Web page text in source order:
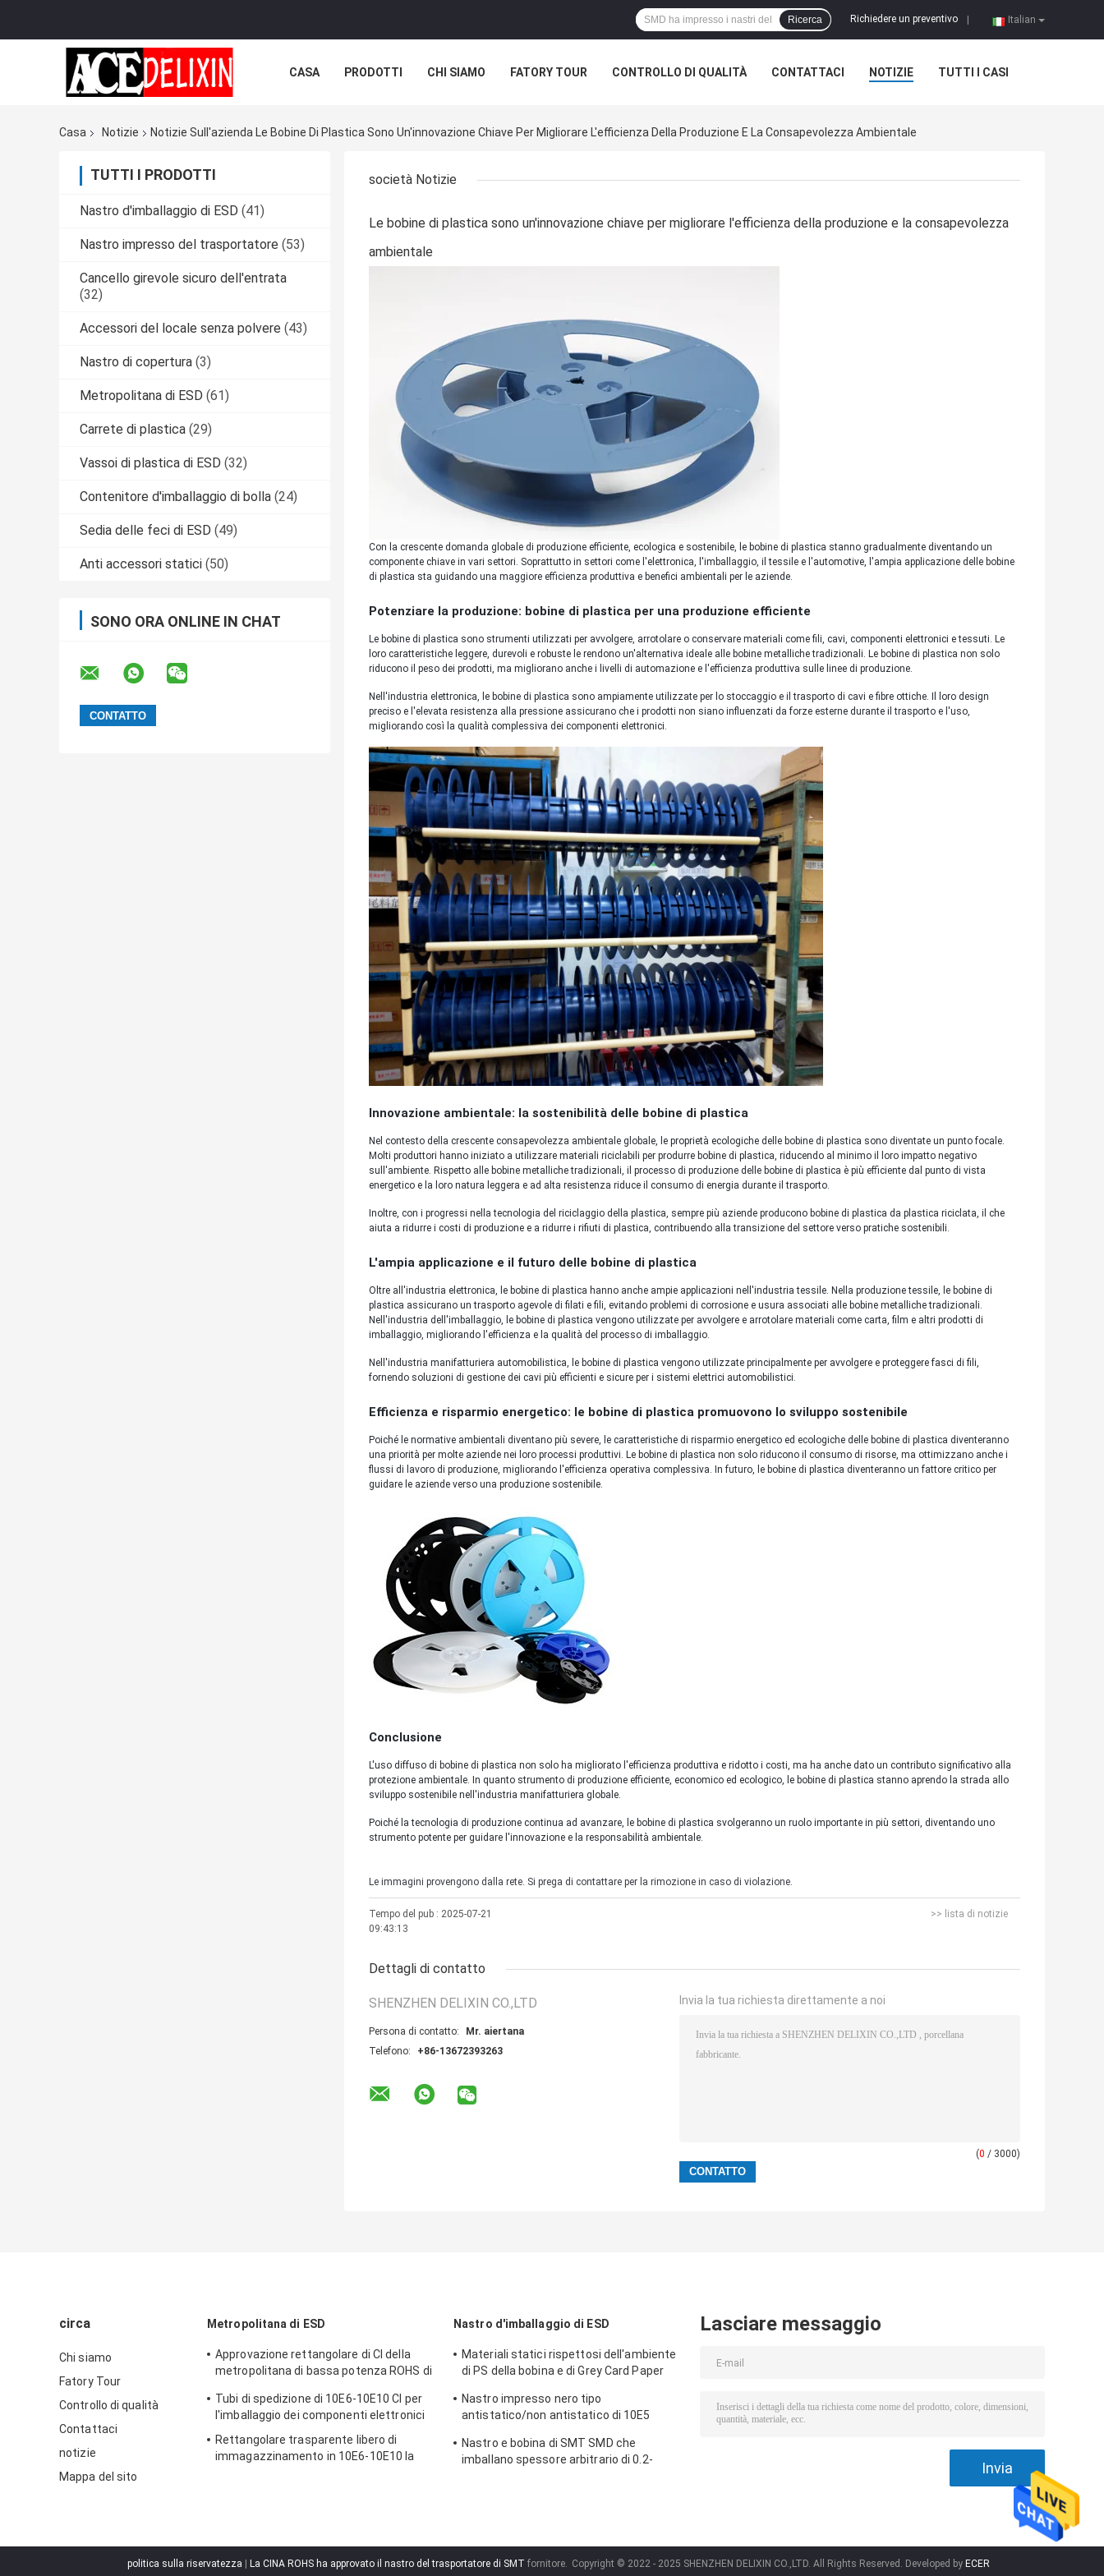
Italian
Richiedere un preventivo
Ricerca
CASA PRODOTTI CHI SIAMO FATORY TOUR CONTROLLO DI QUALITÀ CONTATTACI NOTIZIE TUTTI I CASI
Casa Notizie Notizie Sull'azienda Le Bobine Di Plastica Sono Un'innovazione Chiave Per Migliorare L'efficienza Della Produzione E La Consapevolezza Ambientale
TUTTI I PRODOTTI
Nastro d'imballaggio di ESD (41)
Nastro impresso del trasportatore (53)
Cancello girevole sicuro dell'entrata
(32)
Accessori del locale senza polvere (43)
Nastro di copertura (3)
Metropolitana di ESD (61)
Carrete di plastica (29)
Vassoi di plastica di ESD (32)
Contenitore d'imballaggio di bolla (24)
Sedia delle feci di ESD (49)
Anti accessori statici (50)
SONO ORA ONLINE IN CHAT
società Notizie
Le bobine di plastica sono un'innovazione chiave per migliorare l'efficienza della produzione e la consapevolezza
ambientale
Con la crescente domanda globale di produzione efficiente, ecologica e sostenibile, le bobine di plastica stanno gradualmente diventando un
componente chiave in vari settori. Soprattutto in settori come l'elettronica, l'imballaggio, il tessile e l'automotive, l'ampia applicazione delle bobine
di plastica sta guidando una maggiore efficienza produttiva e benefici ambientali per le aziende.
Potenziare la produzione: bobine di plastica per una produzione efficiente
Le bobine di plastica sono strumenti utilizzati per avvolgere, arrotolare o conservare materiali come fili, cavi, componenti elettronici e tessuti. Le
loro caratteristiche leggere, durevoli e robuste le rendono un'alternativa ideale alle bobine metalliche tradizionali. Le bobine di plastica non solo
riducono il peso dei prodotti, ma migliorano anche i livelli di automazione e l'efficienza produttiva sulle linee di produzione.
Nell'industria elettronica, le bobine di plastica sono ampiamente utilizzate per lo stoccaggio e il trasporto di cavi e fibre ottiche. Il loro design
preciso e l'elevata resistenza alla pressione assicurano che i prodotti non siano influenzati da forze esterne durante il trasporto e l'uso,
migliorando così la qualità complessiva dei componenti elettronici.
Innovazione ambientale: la sostenibilità delle bobine di plastica
Nel contesto della crescente consapevolezza ambientale globale, le proprietà ecologiche delle bobine di plastica sono diventate un punto focale.
Molti produttori hanno iniziato a utilizzare materiali riciclabili per produrre bobine di plastica, riducendo al minimo il loro impatto negativo
sull'ambiente. Rispetto alle bobine metalliche tradizionali, il processo di produzione delle bobine di plastica è più efficiente dal punto di vista
energetico e la loro natura leggera e ad alta resistenza riduce il consumo di energia durante il trasporto.
Inoltre, con i progressi nella tecnologia del riciclaggio della plastica, sempre più aziende producono bobine di plastica da plastica riciclata, il che
aiuta a ridurre i costi di produzione e a ridurre i rifiuti di plastica, contribuendo alla transizione del settore verso pratiche sostenibili.
L'ampia applicazione e il futuro delle bobine di plastica
Oltre all'industria elettronica, le bobine di plastica hanno anche ampie applicazioni nell'industria tessile. Nella produzione tessile, le bobine di
plastica assicurano un trasporto agevole di filati e fili, evitando problemi di corrosione e usura associati alle bobine metalliche tradizionali.
Nell'industria dell'imballaggio, le bobine di plastica vengono utilizzate per avvolgere e arrotolare materiali come carta, film e altri prodotti di
imballaggio, migliorando l'efficienza e la qualità del processo di imballaggio.
Nell'industria manifatturiera automobilistica, le bobine di plastica vengono utilizzate principalmente per avvolgere e proteggere fasci di fili,
fornendo soluzioni di gestione dei cavi più efficienti e sicure per i sistemi elettrici automobilistici.
Efficienza e risparmio energetico: le bobine di plastica promuovono lo sviluppo sostenibile
Poiché le normative ambientali diventano più severe, le caratteristiche di risparmio energetico ed ecologiche delle bobine di plastica diventeranno
una priorità per molte aziende nei loro processi produttivi. Le bobine di plastica non solo riducono il consumo di risorse, ma ottimizzano anche i
flussi di lavoro di produzione, migliorando l'efficienza operativa complessiva. In futuro, le bobine di plastica diventeranno un fattore critico per
guidare le aziende verso una produzione sostenibile.
Conclusione
L'uso diffuso di bobine di plastica non solo ha migliorato l'efficienza produttiva e ridotto i costi, ma ha anche dato un contributo significativo alla
protezione ambientale. In quanto strumento di produzione efficiente, economico ed ecologico, le bobine di plastica stanno aprendo la strada allo
sviluppo sostenibile nell'industria manifatturiera globale.
Poiché la tecnologia di produzione continua ad avanzare, le bobine di plastica svolgeranno un ruolo importante in più settori, diventando uno
strumento potente per guidare l'innovazione e la responsabilità ambientale.
Le immagini provengono dalla rete. Si prega di contattare per la rimozione in caso di violazione.
Tempo del pub : 2025-07-21
09:43:13
>> lista di notizie
Dettagli di contatto
SHENZHEN DELIXIN CO.,LTD
Persona di contatto:
Mr. aiertana
Telefono:
+86-13672393263
Invia la tua richiesta direttamente a noi
(0 / 3000)
circa
Chi siamo
Fatory Tour
Controllo di qualità
Contattaci
notizie
Mappa del sito
Metropolitana di ESD
Approvazione rettangolare di CI della
metropolitana di bassa potenza ROHS di
Tubi di spedizione di 10E6-10E10 CI per
l'imballaggio dei componenti elettronici
Rettangolare trasparente libero di
immagazzinamento in 10E6-10E10 la
Nastro d'imballaggio di ESD
Materiali statici rispettosi dell'ambiente
di PS della bobina e di Grey Card Paper
Nastro impresso nero tipo
antistatico/non antistatico di 10E5
Nastro e bobina di SMT SMD che
imballano spessore arbitrario di 0.2-
Lasciare messaggio
politica sulla riservatezza La CINA ROHS ha approvato il nastro del trasportatore di SMT fornitore. Copyright © 2022 - 2025 SHENZHEN DELIXIN CO.,LTD. All Rights Reserved. Developed by ECER